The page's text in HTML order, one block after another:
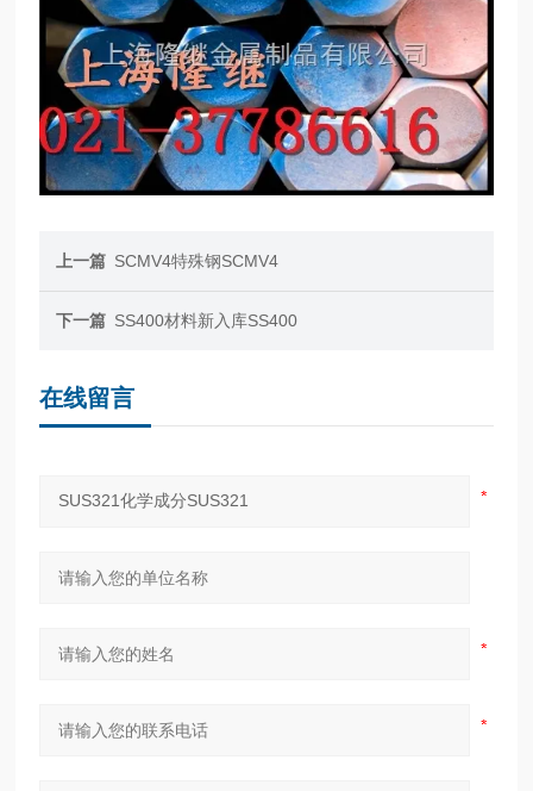
上一篇 SCMV4特殊钢SCMV4
下一篇 SS400材料新入库SS400
在线留言